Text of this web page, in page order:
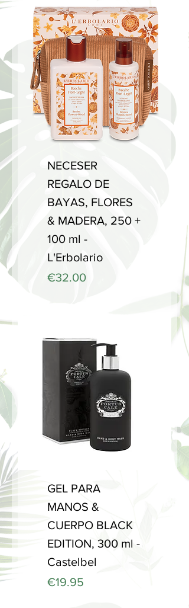
NECESER
REGALO DE
BAYAS, FLORES
& MADERA, 250 +
100 ml -
L'Erbolario
Price
€32.00
GEL PARA
MANOS &
CUERPO BLACK
EDITION, 300 ml -
Castelbel
Price
€19.95